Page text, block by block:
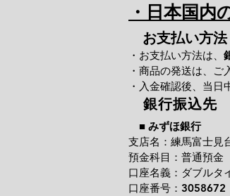
・日本国内
お支払い方法
・お支払い方法は、
・商品の発送は、ご
・入金確認後、当日
銀行振込先
■ みずほ銀行
支店名：練馬富士見
預金科目：普通預金
口座名義：ダブルタ
口座番号：3058672